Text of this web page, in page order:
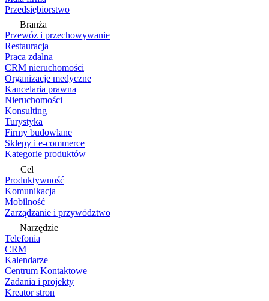
Przedsiębiorstwo
Branża
Przewóz i przechowywanie
Restauracja
Praca zdalna
CRM nieruchomości
Organizacje medyczne
Kancelaria prawna
Nieruchomości
Konsulting
Turystyka
Firmy budowlane
Sklepy i e-commerce
Kategorie produktów
Cel
Produktywność
Komunikacja
Mobilność
Zarządzanie i przywództwo
Narzędzie
Telefonia
CRM
Kalendarze
Centrum Kontaktowe
Zadania i projekty
Kreator stron